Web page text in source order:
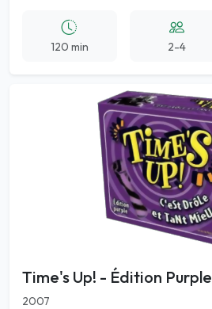
120 min 2-4
Time's Up! - Édition Purple
2007